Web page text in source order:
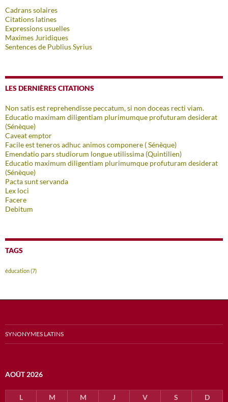
Cadrans solaires
Citations latines
Expressions usuelles
Maximes Juridiques
Sentences de Publius Syrius
LES DERNIÈRES CITATIONS
Non satis est reprehendisse peccatum, si non doceas recti viam.
Educatio maximam diligentiam plurimumque profuturam desiderat
(Sénèque)
Caveat emptor
Facile est teneros adhuc animos componere ( Sénèque)
Emendatio pars studiorum longue utilissima (Quintilien)
Educatio maximum diligentiam plurimumque profuturam desiderat
(Sénèque)
Pacta sunt servanda
Lex loci
Facere
Debitum
TAGS
éducation(7)
SYNONYMES LATINS
AOÛT 2026
L M M J V S D